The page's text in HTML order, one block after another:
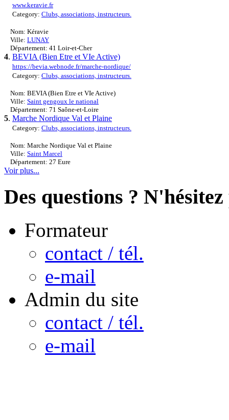
www.keravie.fr
Category: Clubs, associations, instructeurs.
Nom: Kéravie
Ville: LUNAY
Département: 41 Loir-et-Cher
4. BEVIA (Bien Etre et VIe Active)
https://bevia.webnode.fr/marche-nordique/
Category: Clubs, associations, instructeurs.
Nom: BEVIA (Bien Etre et VIe Active)
Ville: Saint gengoux le national
Département: 71 Saône-et-Loire
5. Marche Nordique Val et Plaine
Category: Clubs, associations, instructeurs.
Nom: Marche Nordique Val et Plaine
Ville: Saint Marcel
Département: 27 Eure
Voir plus...
Des questions ?
Formateur
contact / tél.
e-mail
Admin du site
contact / tél.
e-mail